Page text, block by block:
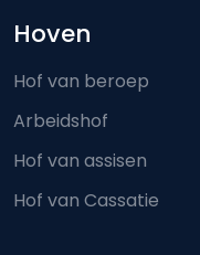
Hoven
Hof van beroep
Arbeidshof
Hof van assisen
Hof van Cassatie